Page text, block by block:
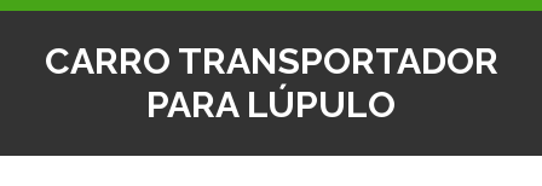
CARRO TRANSPORTADOR
PARA LÚPULO